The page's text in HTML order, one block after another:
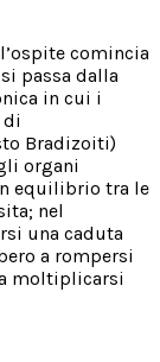
comincia
passa dalla
in cui i
Bradizoiti)
organi
equilibrio tra le
nel
una caduta
a rompersi
moltiplicarsi